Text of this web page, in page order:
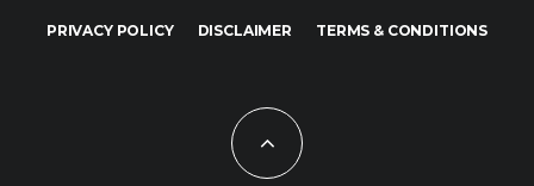
PRIVACY POLICY DISCLAIMER TERMS & CONDITIONS